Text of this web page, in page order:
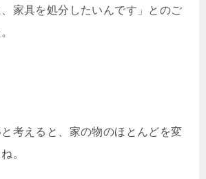
、家具を処分したいんです」とのご
考えると、家の物のほとんどを変
。